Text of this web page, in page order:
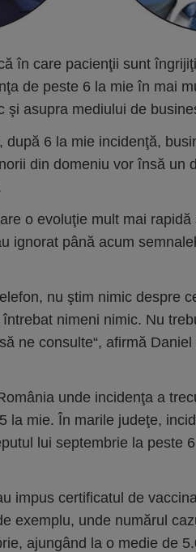
în care pacienţii sunt
de peste 6 la mie în mai
şi asupra mediului de
după 6 la mie incidenţă,
din domeniu vor însă un
o evoluţie mult mai
ignorat până acum
nu ştim nimic despre
nimeni nimic. Nu
ne consulte“, afirmă
unde incidenţa a
la mie. În marile judeţe,
lui septembrie la peste
impus certifi­catul de
exemplu, unde numărul
ajungând la o medie de